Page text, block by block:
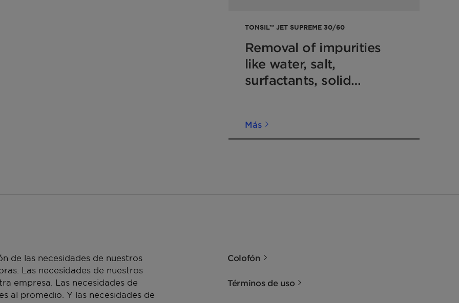
TONSIL™ JET SUPREME 30/60
Removal of impurities
like water, salt,
surfactants, solid
Más
de las necesidades de nuestros
Las necesidades de nuestros
empresa. Las necesidades de
al promedio. Y las necesidades de
Colofón
Términos de uso